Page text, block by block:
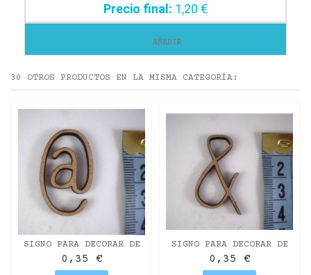
Precio final: 1,20 €
AÑADIR
30 OTROS PRODUCTOS EN LA MISMA CATEGORÍA:
SIGNO PARA DECORAR DE
DM MISS CRAFT DE 3CM.
0,35 €
SIGNO PARA DECORAR DE
DM MISS CRAFT DE 3CM.
0,35 €